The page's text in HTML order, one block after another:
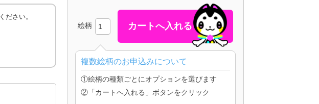
ださい。
絵柄
複数絵柄のお申込みについて
①絵柄の種類ごとにオプションを選びます
②「カートへ入れる」ボタンをクリック